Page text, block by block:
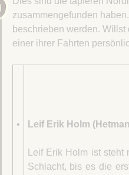
zusammengefunden
beschrieben werden.
einer ihrer Fahrten
• Leif Erik Holm
Leif Erik Holm ist
Schlacht, bis es die